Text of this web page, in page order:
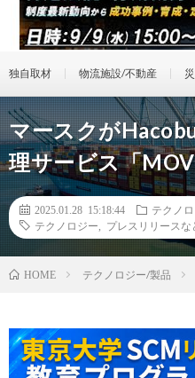
独自取材 物流施設/不動産
マースクが
理サービス「
2025.01.28 15:18:44
テクノ
テクノロジー
プレスリリースな
HOME テクノロジー/製品